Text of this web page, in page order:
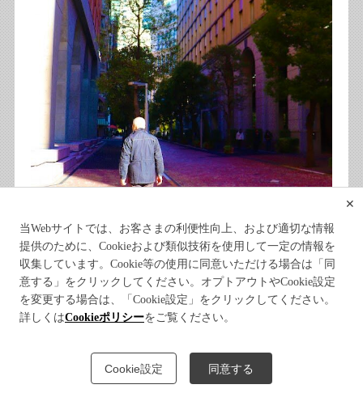
当Webサイトでは、お客さまの利便性向上、および適切な情報
提供のために、Cookieおよび類似技術を使用して一定の情報を
収集しています。Cookie等の使用に同意いただける場合は「同
意する」をクリックしてください。オプトアウトやCookie設定
を変更する場合は、「Cookie設定」をクリックしてください。
詳しくはCookieポリシーをご覧ください。
Cookie設定 同意する
✕